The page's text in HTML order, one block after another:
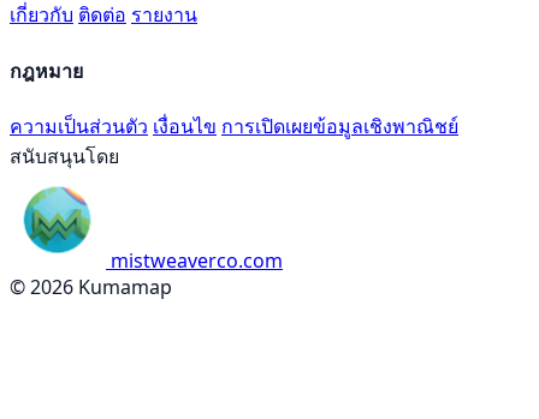
เกี่ยวกับ ติดต่อ รายงาน
กฎหมาย
ความเป็นส่วนตัว เงื่อนไข การเปิดเผยข้อมูลเชิงพาณิชย์
สนับสนุนโดย
mistweaverco.com
© 2026 Kumamap